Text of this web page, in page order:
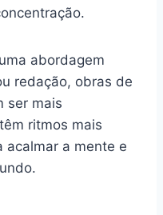
abordagem
redação, obras de
ser mais
ritmos mais
acalmar a mente e